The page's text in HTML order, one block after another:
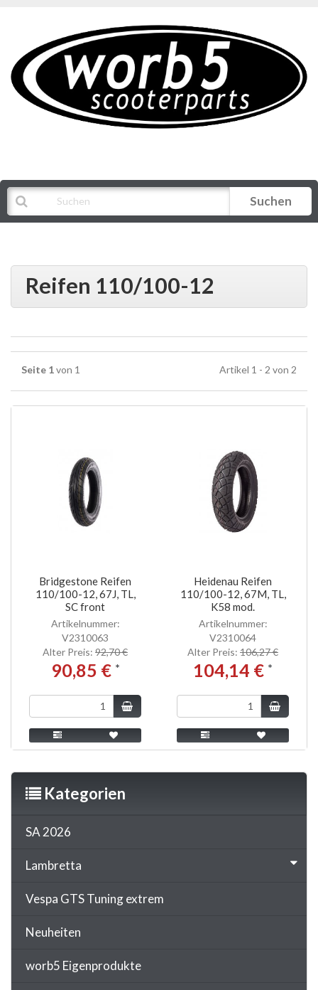
Suchen
Reifen 110/100-12
Seite 1von 1 Artikel 1 - 2 von 2
Bridgestone Reifen
110/100-12, 67J, TL,
SC front
Artikelnummer:
V2310063
Alter Preis: 92,70 €
90,85 € *
Heidenau Reifen
110/100-12, 67M, TL,
K58 mod.
Artikelnummer:
V2310064
Alter Preis: 106,27 €
104,14 € *
Kategorien
SA 2026
Lambretta
Vespa GTS Tuning extrem
Neuheiten
worb5 Eigenprodukte